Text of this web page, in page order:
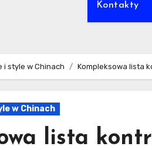
Kontakty
i style w Chinach Kompleksowa lista
w Chinach
lista